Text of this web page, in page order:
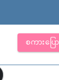
စကားပြေ